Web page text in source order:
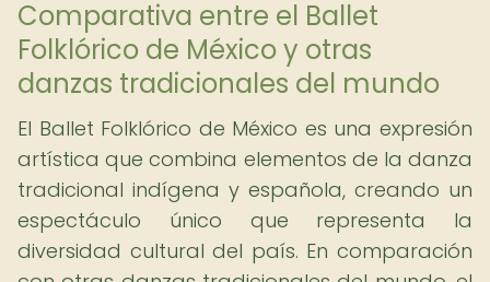
Comparativa entre el Ballet
Folklórico de México y otras
danzas tradicionales del mundo
El Ballet Folklórico de México es una expresión
artística que combina elementos de la danza
tradicional indígena y española, creando un
espectáculo único que representa la
diversidad cultural del país. En comparación